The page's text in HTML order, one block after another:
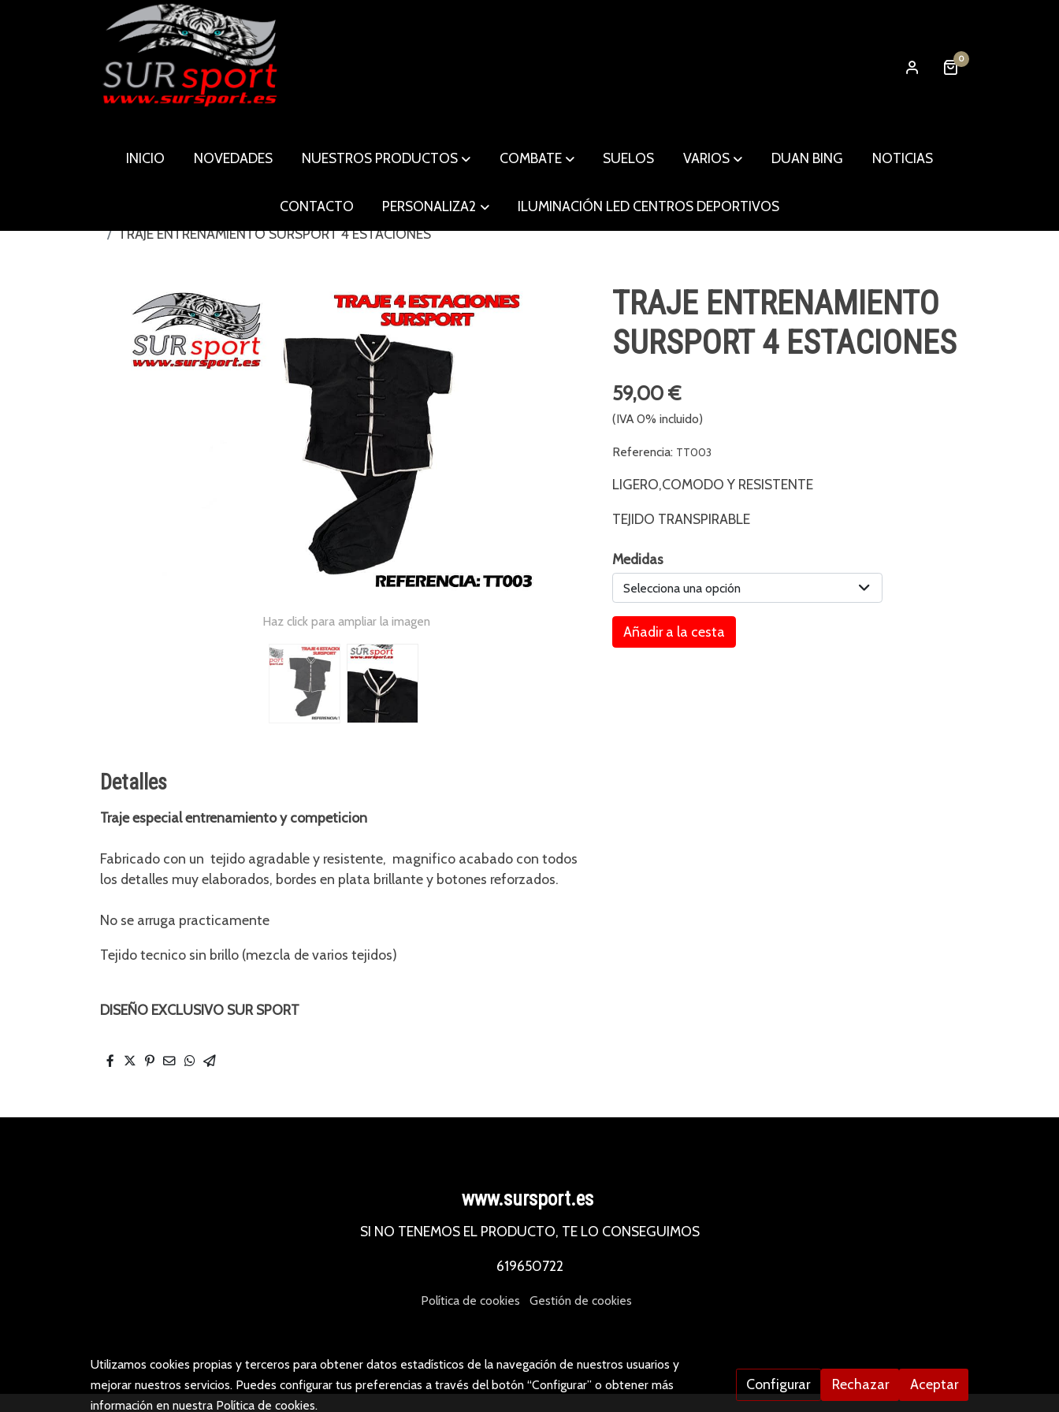
0
INICIO NOVEDADES NUESTROS PRODUCTOS COMBATE SUELOS VARIOS DUAN BING NOTICIAS
CONTACTO PERSONALIZA2
ILUMINACIÓN LED CENTROS DEPORTIVOS
TRAJE ENTRENAMIENTO SURSPORT 4 ESTACIONES
Haz click para ampliar la imagen
Detalles
Traje especial entrenamiento y competicion
Fabricado con un tejido agradable y resistente, magnifico acabado con todos
los detalles muy elaborados, bordes en plata brillante y botones reforzados.
No se arruga practicamente
Tejido tecnico sin brillo (mezcla de varios tejidos)
DISEÑO EXCLUSIVO SUR SPORT
TRAJE ENTRENAMIENTO
SURSPORT 4 ESTACIONES
59,00 €
(IVA 0% incluido)
Referencia: TT003
LIGERO,COMODO Y RESISTENTE
TEJIDO TRANSPIRABLE
Medidas
Selecciona una opción
Añadir a la cesta
www.sursport.es
SI NO TENEMOS EL PRODUCTO, TE LO CONSEGUIMOS
619650722
Política de cookies Gestión de cookies
Utilizamos cookies propias y terceros para obtener datos estadísticos de la navegación de nuestros usuarios y
mejorar nuestros servicios. Puedes configurar tus preferencias a través del botón “Configurar” o obtener más
información en nuestra Política de cookies.
Configurar Rechazar Aceptar